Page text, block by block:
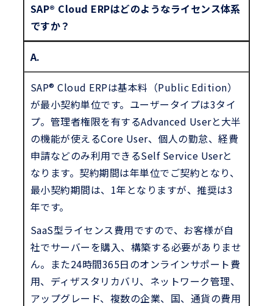
SAP® Cloud ERPはどのようなライセンス体系
ですか？
A.
SAP® Cloud ERPは基本料（Public Edition）
が最小契約単位です。ユーザータイプは3タイ
プ。管理者権限を有するAdvanced Userと大半
の機能が使えるCore User、個人の勤怠、経費
申請などのみ利用できるSelf Service Userと
なります。契約期間は年単位でご契約となり、
最小契約期間は、1年となりますが、推奨は3
年です。
SaaS型ライセンス費用ですので、お客様が自
社でサーバーを購入、構築する必要がありませ
ん。また24時間365日のオンラインサポート費
用、ディザスタリカバリ、ネットワーク管理、
アップグレード、複数の企業、国、通貨の費用